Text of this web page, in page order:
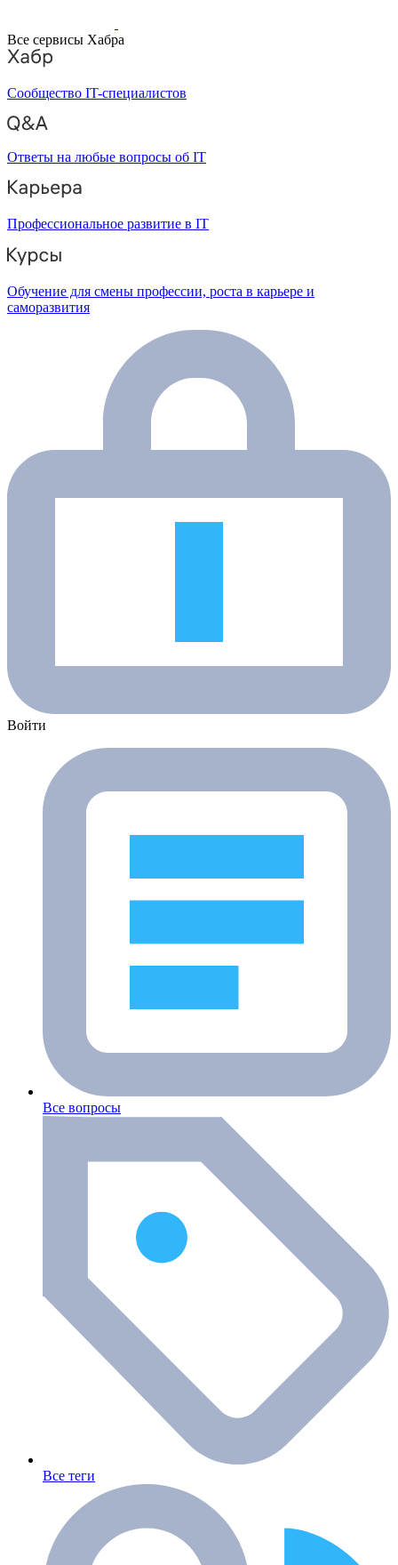
Все сервисы Хабра
Сообщество IT-специалистов
Ответы на любые вопросы об IT
Профессиональное развитие в IT
Обучение для смены профессии, роста в карьере и
саморазвития
Войти
Все вопросы
Все теги